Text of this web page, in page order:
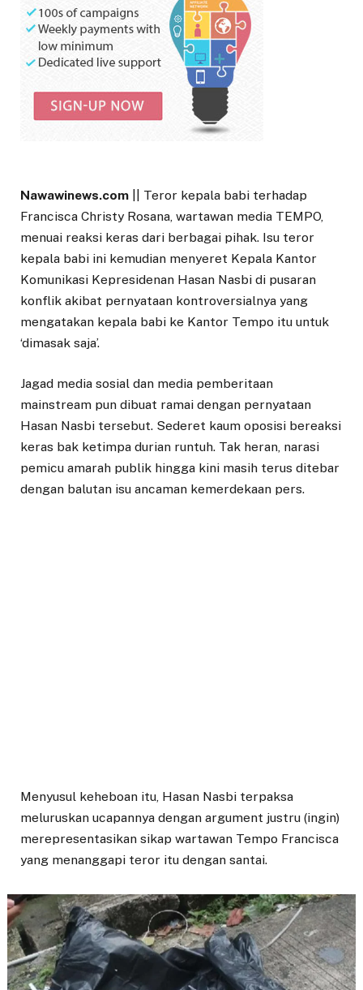
Nawawinews.com || Teror kepala babi terhadap
Francisca Christy Rosana, wartawan media TEMPO,
menuai reaksi keras dari berbagai pihak. Isu teror
kepala babi ini kemudian menyeret Kepala Kantor
Komunikasi Kepresidenan Hasan Nasbi di pusaran
konflik akibat pernyataan kontroversialnya yang
mengatakan kepala babi ke Kantor Tempo itu untuk
‘dimasak saja’.
Jagad media sosial dan media pemberitaan
mainstream pun dibuat ramai dengan pernyataan
Hasan Nasbi tersebut. Sederet kaum oposisi bereaksi
keras bak ketimpa durian runtuh. Tak heran, narasi
pemicu amarah publik hingga kini masih terus ditebar
dengan balutan isu ancaman kemerdekaan pers.
Menyusul keheboan itu, Hasan Nasbi terpaksa
meluruskan ucapannya dengan argument justru (ingin)
merepresentasikan sikap wartawan Tempo Francisca
yang menanggapi teror itu dengan santai.